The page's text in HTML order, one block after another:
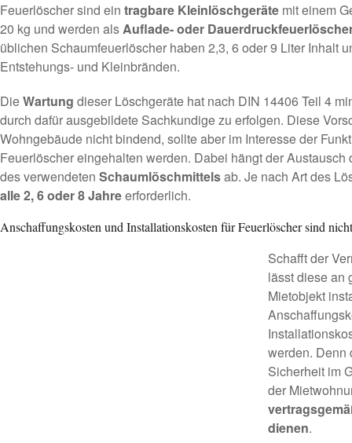
Feuerlöscher sind ein tragbare Kleinlöschgeräte mit einem
20 kg und werden alsAuflade- oder
üblichen Schaumfeuerlöscher haben 2,3, 6 oder 9 Liter Inhalt
Entstehungs- und Kleinbränden.
DieWartung dieser Löschgeräte hat nach DIN 14406 Teil 4
durch dafür ausgebildete Sachkundige zu erfolgen. Diese
Wohngebäude nicht bindend, sollte aber im Interesse der
Feuerlöscher eingehalten werden. Dabei hängt der Austausch
des verwendeten Schaumlöschmittelsab. Je nach Art des
alle 2, 6 oder 8 Jahreerforderlich.
Anschaffungskosten und Installationskosten für Feuerlöscher sind
Schafft der
lässt diese an
Mietobjekt
werden. Denn
Sicherheit im
der
dienen.